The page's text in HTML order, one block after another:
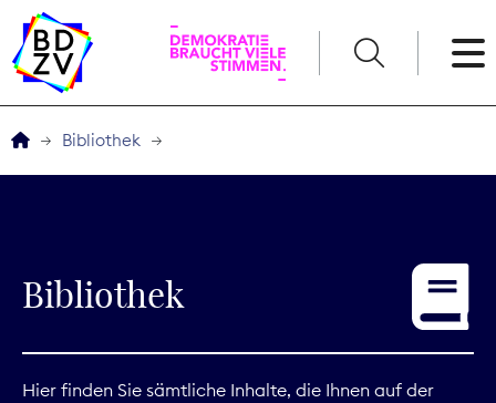
Service
Bibliothek
Bibliothek
Hier finden Sie sämtliche Inhalte, die Ihnen auf der